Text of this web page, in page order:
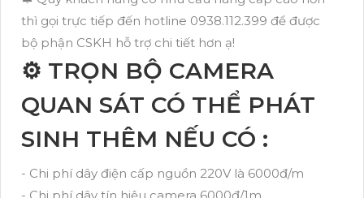
thì gọi trực tiếp đến hotline 0938.112.399 để được
bộ phận CSKH hỗ trợ chi tiết hơn ạ!
⚙ TRỌN BỘ CAMERA
QUAN SÁT CÓ THỂ PHÁT
SINH THÊM NẾU CÓ :
- Chi phí dây điện cấp nguồn 220V là 6000đ/m